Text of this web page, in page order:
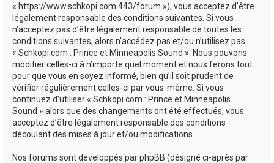
« https://www.schkopi.com:443/forum »), vous acceptez d’être
légalement responsable des conditions suivantes. Si vous
n’acceptez pas d’être légalement responsable de toutes les
conditions suivantes, alors n’accédez pas et/ou n’utilisez pas
« Schkopi.com : Prince et Minneapolis Sound ». Nous pouvons
modifier celles-ci à n’importe quel moment et nous ferons tout
pour que vous en soyez informé, bien qu’il soit prudent de
vérifier régulièrement celles-ci par vous-même. Si vous
continuez d’utiliser « Schkopi.com : Prince et Minneapolis
Sound » alors que des changements ont été effectués, vous
acceptez d’être légalement responsable des conditions
découlant des mises à jour et/ou modifications.
Nos forums sont développés par phpBB (désigné ci-après par